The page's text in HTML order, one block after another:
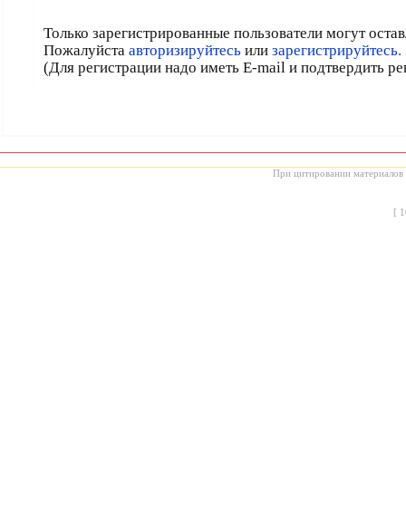
Только зарегистрированные пользователи могут
Пожалуйста авторизируйтесь или зарегистрируйтесь.
(Для регистрации надо иметь E-mail и подтвердить
При цитировании материалов
[